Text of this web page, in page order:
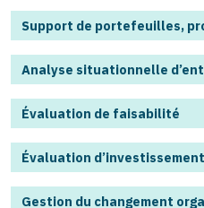
Support de portefeuilles,
Analyse situationnelle
Évaluation de faisabilité
Évaluation d’investissement
Gestion du changement